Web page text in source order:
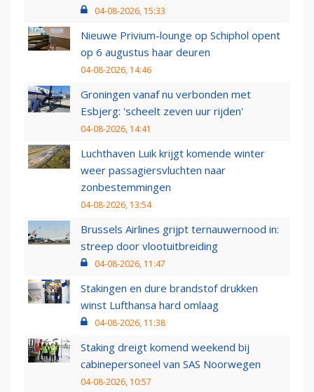
04-08-2026, 15:33
Nieuwe Privium-lounge op Schiphol opent
op 6 augustus haar deuren
04-08-2026, 14:46
Groningen vanaf nu verbonden met
Esbjerg: 'scheelt zeven uur rijden'
04-08-2026, 14:41
Luchthaven Luik krijgt komende winter
weer passagiersvluchten naar
zonbestemmingen
04-08-2026, 13:54
Brussels Airlines grijpt ternauwernood in:
streep door vlootuitbreiding
04-08-2026, 11:47
Stakingen en dure brandstof drukken
winst Lufthansa hard omlaag
04-08-2026, 11:38
Staking dreigt komend weekend bij
cabinepersoneel van SAS Noorwegen
04-08-2026, 10:57